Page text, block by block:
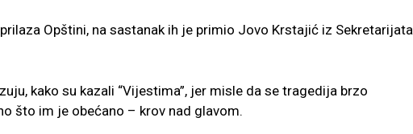
Opštini, na sastanak ih je primio Jovo Krstajić iz Sekretarijata
kako su kazali “Vijestima”, jer misle da se tragedija brzo
što im je obećano – krov nad glavom.